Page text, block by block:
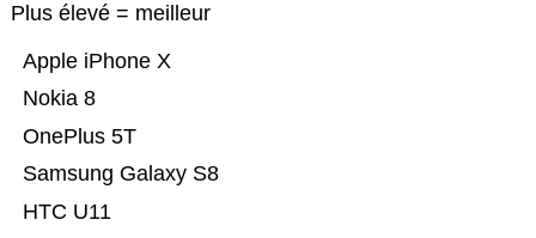
Plus élevé = meilleur
HTC U11
Samsung Galaxy S8
OnePlus 5T
Nokia 8
Apple iPhone X